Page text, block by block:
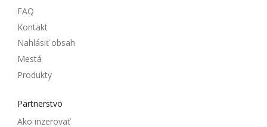
FAQ
Kontakt
Nahlásiť obsah
Mestá
Produkty
Partnerstvo
Ako inzerovať